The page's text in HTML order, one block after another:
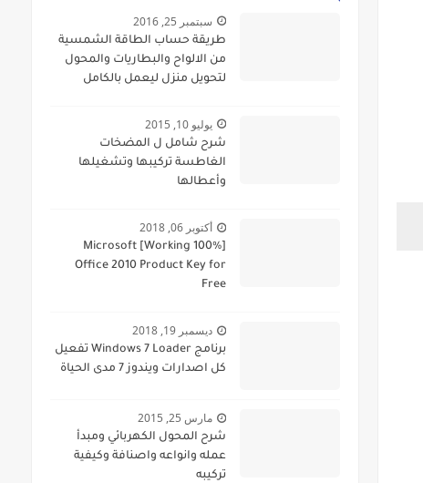
سبتمبر 25, 2016
طريقة حساب الطاقة الشمسية
من الالواح والبطاريات والمحول
لتحويل منزل ليعمل بالكامل
يوليو 10, 2015
شرح شامل ل المضخات
الغاطسة تركيبها وتشغيلها
وأعطالها
أكتوبر 06, 2018
[100% Working] Microsoft
Office 2010 Product Key for
Free
ديسمبر 19, 2018
برنامج Windows 7 Loader تفعيل
كل اصدارات ويندوز 7 مدى الحياة
مارس 25, 2015
شرح المحول الكهربائي ومبدأ
عمله وانواعه واصنافة وكيفية
تركيبه